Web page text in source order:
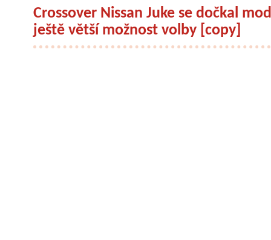
Crossover Nissan Juke se dočkal
ještě větší možnost volby [copy]